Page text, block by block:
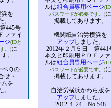
を
。
445号
ファイ
ジ(IDと
。)に
。
ベＱの
せ・
ムを
。
ルは組合員専用ページ
パスワードが必要です。)に
掲載してあります。
機関紙自治労横浜を
アップしました。
2012年２月５日 第441
本文と印刷用ＰＤＦファ
ルは組合員専用ページ
パスワードが必要です。)に
掲載してあります。
自治労横浜かわら版を
アップしました。
2012.１.24 No.548